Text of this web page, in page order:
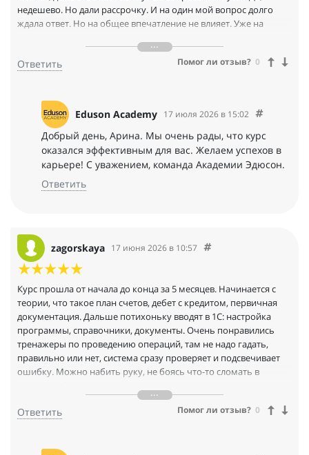
недешево. Но дали рассрочку. И на один мой вопрос долго
ждала ответ. Но на общее впечатление не влияет. Уже на
аутстафферами. А это именно то, зачем шла.
Ответить Помог ли отзыв? 0
Eduson Academy 17 июля 2026 в 15:02
Добрый день, Арина. Мы очень рады, что курс
оказался эффективным для вас. Желаем успехов в
карьере! С уважением, команда Академии Эдюсон.
Ответить
zagorskaya 17 июня 2026 в 10:57
Курс прошла от начала до конца за 5 месяцев. Начинается с
теории, что такое план счетов, дебет с кредитом, первичная
документация. Дальше потихоньку вводят в 1С: настройка
программы, справочники, документы. Очень понравились
тренажеры по проведению операций, там не надо гадать,
правильно или нет, система сразу проверяет и подсвечивает
ошибку. Можно набить руку, не боясь что-то сломать в
операций, работа с поставщиками и закрытие месяца. Сейчас
работаю помощником бухгалтера в небольшой фирме,
Ответить Помог ли отзыв? 0